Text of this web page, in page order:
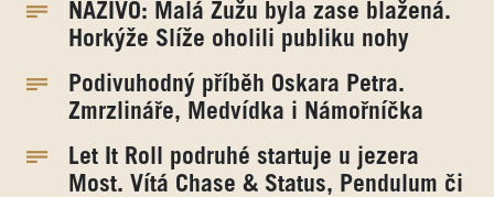
NAŽIVO: Malá Žužu byla zase blažená.
Horkýže Slíže oholili publiku nohy
Podivuhodný příběh Oskara Petra.
Zmrzlináře, Medvídka i Námořníčka
Let It Roll podruhé startuje u jezera
Most. Vítá Chase & Status, Pendulum či